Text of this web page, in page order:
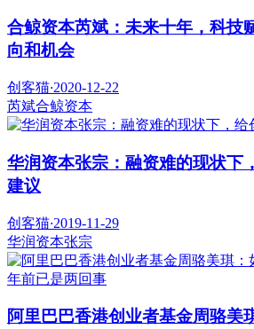
合鲸资本芮斌：未来十年，科技
向和机会
创客猫·2020-12-22
芮斌合鲸资本
华润资本张宗：融资难的现状下
建议
创客猫·2019-11-29
华润资本张宗
阿里巴巴香港创业者基金周骆美